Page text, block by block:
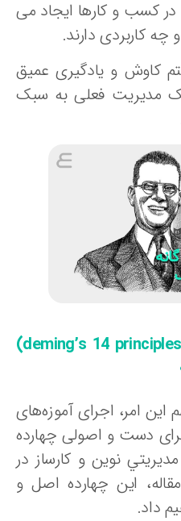
و کارها ایجاد می
دارند.
و یادگیری عمیق
مدیریت فعلی به سبک
deming’s 14
)
اجرای آموزه‌های
دست و اصولی چهارده
نوين‌ و كارساز در
این چهارده اصل و